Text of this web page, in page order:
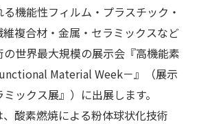
機能性フィルム・プラスチック・
複合材・金属・セラミックスなど
世界最大規模の展示会『高機能素
Material Week－』（展示
ックス展』）に出展します。
酸素燃焼による粉体球状化技術